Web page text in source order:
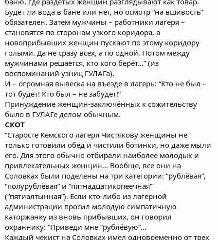
Будет ли вода в бане или нет, но осмотр “на вшивость”
обязателен. Затем мужчины – работники лагеря –
становятся по сторонам узкого коридора, а
новоприбывших женщин пускают по этому коридору
голыми. Да не сразу всех, а по одной. Потом между
мужчинами решается, кто кого берёт…” (из
воспоминаний узниц ГУЛАГа).
И – огромная вывеска на въезде в лагерь: “Кто не был –
тот будет! Кто был – не забудет!”
Принуждение женщин-заключённых к сожительству
было в ГУЛАГе делом обычным.
СКОТ
“Старосте Кемского лагеря Чистякову женщины не
только готовили обед и чистили ботинки, но даже мыли
его. Для этого обычно отбирали наиболее молодых и
привлекательных женщин… Вообще, все они на
Соловках были поделены на три категории: “рублёвая”,
“полурублёвая” и “пятнадцатикопеечная”
(“пятиалтынная”). Если кто-либо из лагерной
администрации просил молодую симпатичную
каторжанку из вновь прибывших, он говорил
охраннику: “Приведи мне “рублёвую”…
Каждый чекист на Соловках имел одновременно от трёх